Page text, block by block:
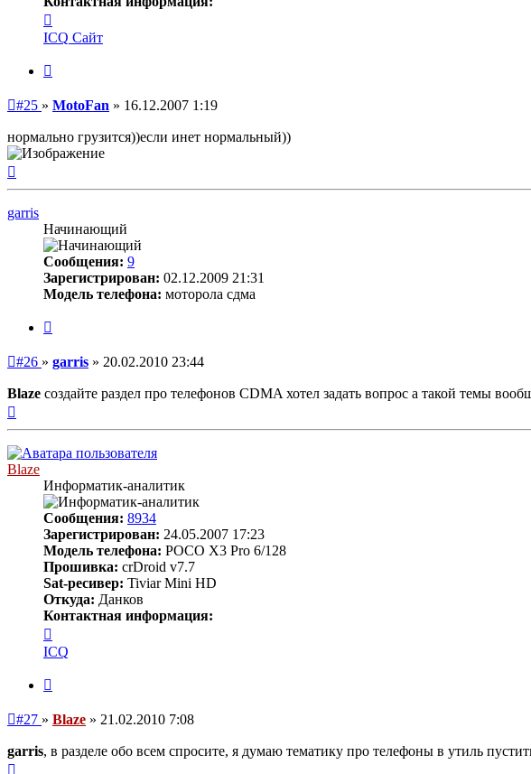
информация
пользователя
ICQ Сайт
Непрочитанное
#25 » MotoFan » 16.12.2007 1:19
нормально грузится))если инет нормальный))
garris
Начинающий
Сообщения: 9
Зарегистрирован: 02.12.2009 21:31
Модель телефона: моторола сдма
Непрочитанное
сообщение
#26 » garris » 20.02.2010 23:44
Blaze создайте раздел про телефонов CDMA хотел задать вопрос а такой темы
Blaze
Информатик-аналитик
Сообщения: 8934
Зарегистрирован: 24.05.2007 17:23
Модель телефона: POCO X3 Pro 6/128
Прошивка: crDroid v7.7
Sat-ресивер: Tiviar Mini HD
Откуда: Данков
Контактная информация:
информация
пользователя
ICQ
Непрочитанное
#27 » Blaze » 21.02.2010 7:08
garris, в разделе обо всем спросите, я думаю тематику про телефоны в утиль